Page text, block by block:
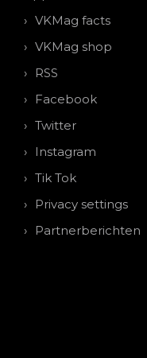
VKMag facts
VKMag shop
RSS
Facebook
Twitter
Instagram
Tik Tok
Privacy settings
Partnerberichten